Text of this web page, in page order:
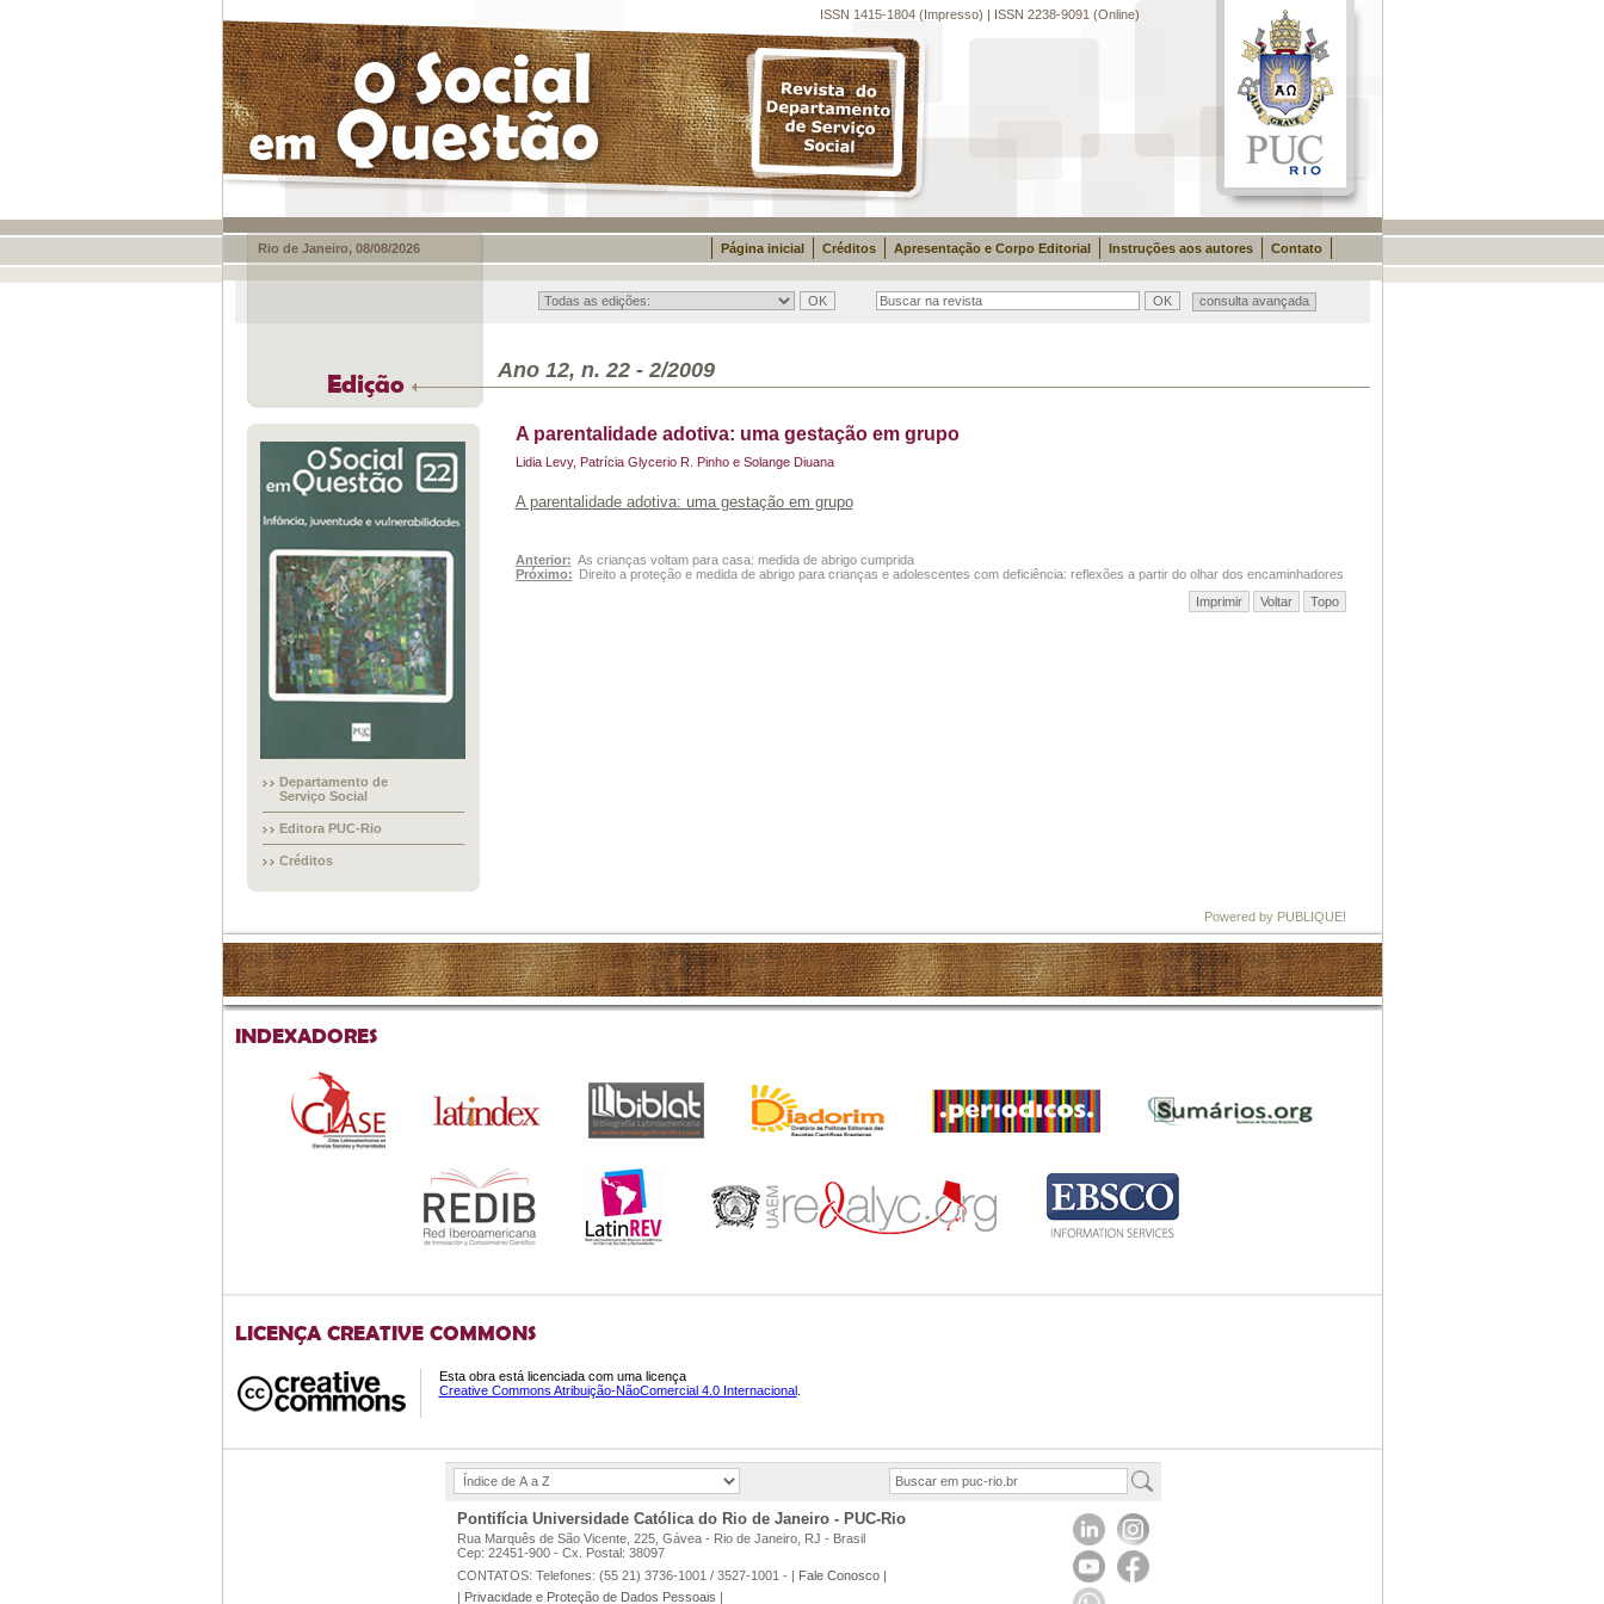
Rio de Janeiro, 08/08/2026
ISSN 1415-1804 (Impresso) | ISSN 2238-9091 (Online)
Ano 12, n. 22 - 2/2009
Página inicial Créditos Apresentação e Corpo Editorial Instruções aos autores Contato
consulta avançada
Edição
Departamento de
Serviço Social
Editora PUC-Rio
Créditos
A parentalidade adotiva: uma gestação em grupo
Lidia Levy, Patrícia Glycerio R. Pinho e Solange Diuana
A parentalidade adotiva: uma gestação em grupo
Anterior: As crianças voltam para casa: medida de abrigo cumprida
Próximo: Direito a proteção e medida de abrigo para crianças e adolescentes com deficiência: reflexões a partir do olhar dos encaminhadores
Imprimir
Voltar Topo
Powered by PUBLIQUE!
INDEXADORES
LICENÇA CREATIVE COMMONS
Esta obra está licenciada com uma licença
Creative Commons Atribuição-NãoComercial 4.0 Internacional.